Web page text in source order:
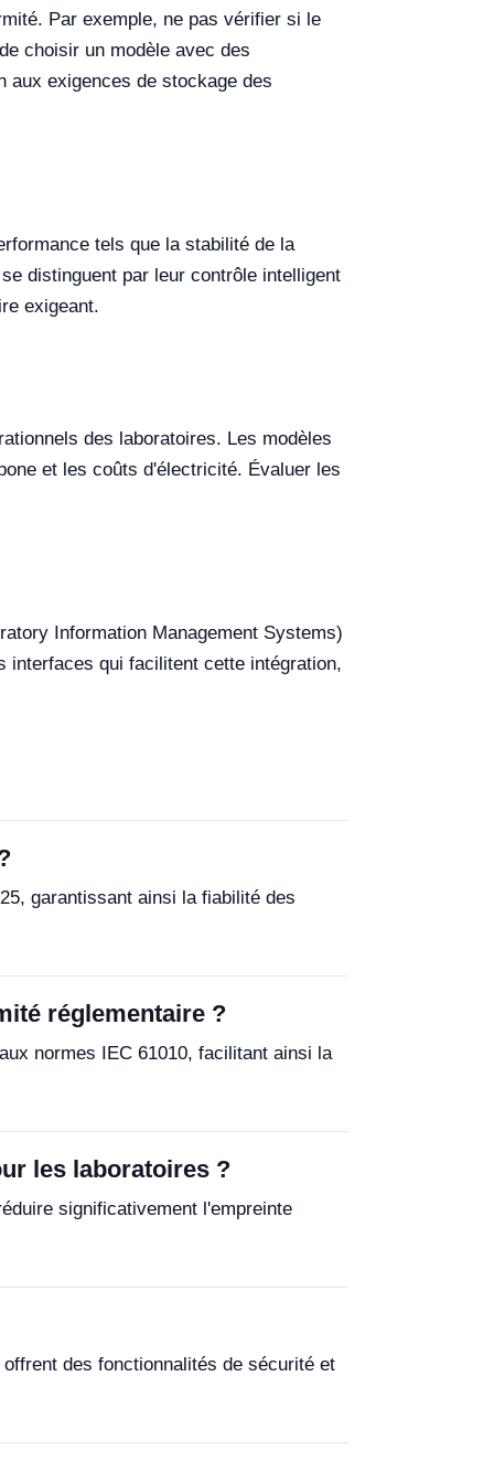
Par exemple, ne pas vérifier si le
choisir un modèle avec des
aux exigences de stockage des
tels que la stabilité de la
distinguent par leur contrôle intelligent
exigeant.
des laboratoires. Les modèles
et les coûts d'électricité. Évaluer les
Information Management Systems)
interfaces qui facilitent cette intégration,
garantissant ainsi la fiabilité des
réglementaire ?
normes IEC 61010, facilitant ainsi la
les laboratoires ?
significativement l'empreinte
des fonctionnalités de sécurité et